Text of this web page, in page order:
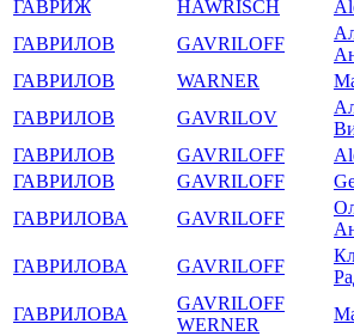
ГАВРИЖ
HAWRISCH
ГАВРИЛОВ
GAVRILOFF
ГАВРИЛОВ
WARNER
ГАВРИЛОВ
GAVRILOV
ГАВРИЛОВ
GAVRILOFF
ГАВРИЛОВ
GAVRILOFF
ГАВРИЛОВА
GAVRILOFF
ГАВРИЛОВА GAVRILOFF
ГАВРИЛОВА
GAVRILOFF
WERNER